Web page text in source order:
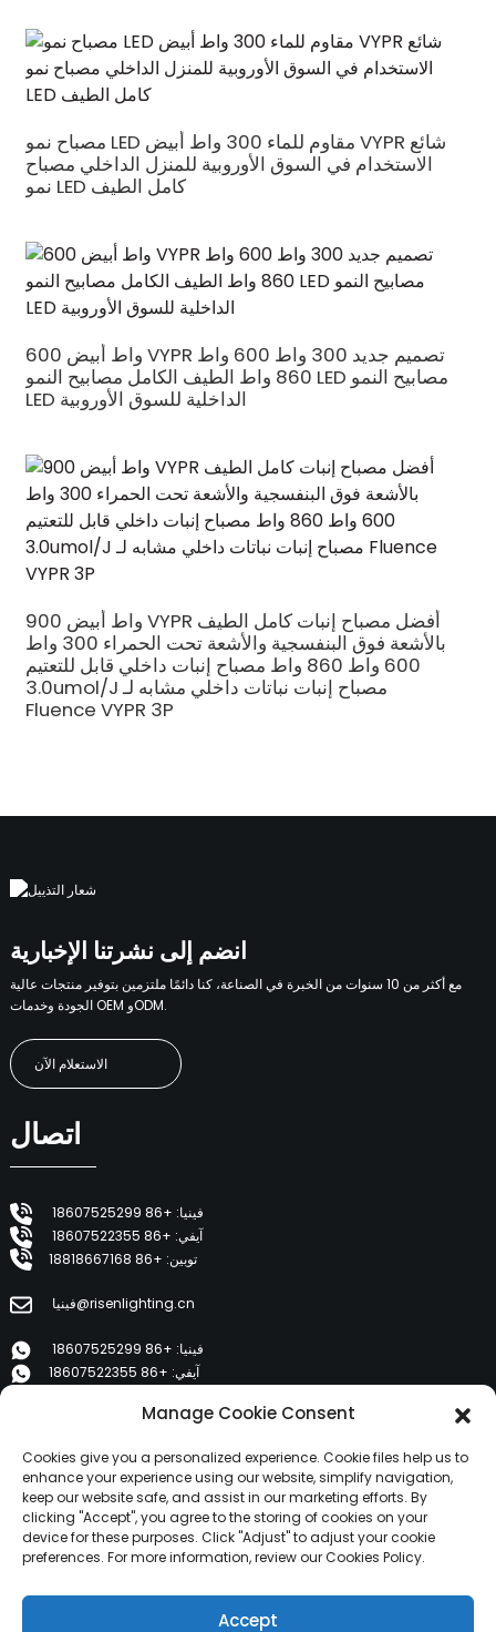
مصباح نمو LED مقاوم للماء 300 واط أبيض VYPR شائع
الاستخدام في السوق الأوروبية للمنزل الداخلي مصباح
نمو LED كامل الطيف
600 واط أبيض VYPR تصميم جديد 300 واط 600 واط
860 واط الطيف الكامل مصابيح النمو LED مصابيح النمو
LED الداخلية للسوق الأوروبية
900 واط أبيض VYPR أفضل مصباح إنبات كامل الطيف
بالأشعة فوق البنفسجية والأشعة تحت الحمراء 300 واط
600 واط 860 واط مصباح إنبات داخلي قابل للتعتيم
3.0umol/J مصباح إنبات نباتات داخلي مشابه لـ
Fluence VYPR 3P
انضم إلى نشرتنا الإخبارية
مع أكثر من 10 سنوات من الخبرة في الصناعة، كنا دائمًا ملتزمين بتوفير منتجات عالية
الجودة وخدمات OEM وODM.
الاستعلام الآن
اتصال
فينيا: +86 18607525299
آيفي: +86 18607522355
توبين: +86 18818667168
فينيا@risenlighting.cn
فينيا: +86 18607525299
آيفي: +86 18607522355
منتجات
منتجات
Manage Cookie Consent
Cookies give you a personalized experience. Cookie files help us to
enhance your experience using our website, simplify navigation,
keep our website safe, and assist in our marketing efforts. By
clicking "Accept", you agree to the storing of cookies on your
device for these purposes. Click "Adjust" to adjust your cookie
preferences. For more information, review our Cookies Policy.
Accept